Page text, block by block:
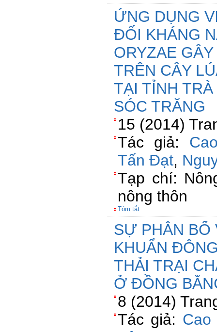
ỨNG DỤNG
ĐỐI KHÁNG
ORYZAE
TRÊN CÂY
TẠI TỈNH
SÓC TRĂNG
15 (2014)
Tác giả:
Tấn Đạt,
Tạp chí:
nông thôn
Tóm tắt
SỰ PHÂN BỐ
KHUẨN
THẢI TRẠI
Ở ĐỒNG
8 (2014)
Tác giả: